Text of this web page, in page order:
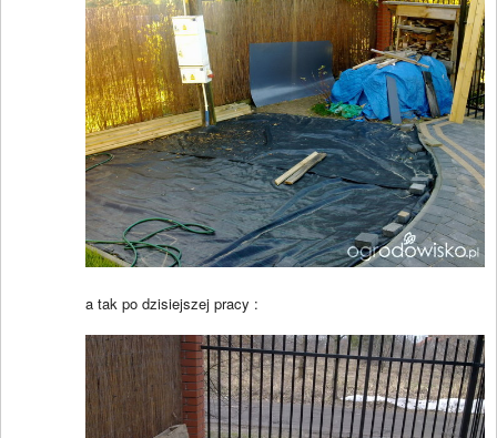
a tak po dzisiejszej pracy :